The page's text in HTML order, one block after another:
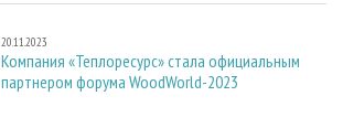
20.11.2023
Компания «Теплоресурс» стала официальным
партнером форума WoodWorld-2023